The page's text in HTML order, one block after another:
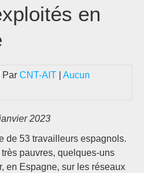
en
| Par CNT-AIT
Aucun
2023
de 53 travailleurs espagnols.
très pauvres, quelques-uns
en Espagne, sur les réseaux